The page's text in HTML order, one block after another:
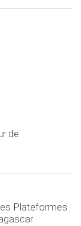
de
Plateformes